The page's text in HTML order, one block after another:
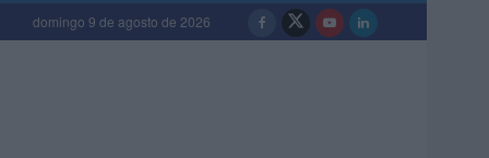
domingo 9 de agosto de 2026